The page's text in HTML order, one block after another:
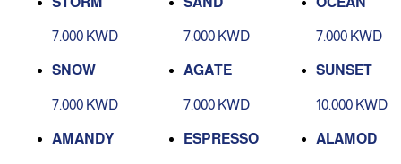
7.000 KWD 7.000 KWD 7.000 KWD
SNOW
7.000 KWD
AGATE
7.000 KWD
SUNSET
10.000 KWD
AMANDY ESPRESSO ALAMOD